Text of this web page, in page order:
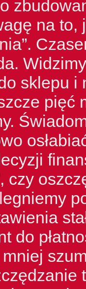
na to,
sklepu i
pięć
czy
do